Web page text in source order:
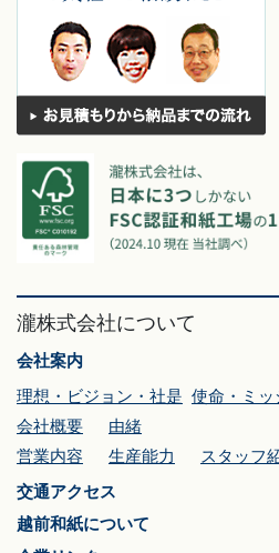
瀧株式会社について
会社案内
理想・ビジョン・社是 使命・ミッ
会社概要
由緒
営業内容
生産能力 スタッフ
交通アクセス
越前和紙について